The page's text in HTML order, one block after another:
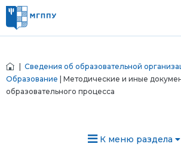
Сведения об образовательной
Образование | Методические и иные
образовательного процесса
К меню раздела